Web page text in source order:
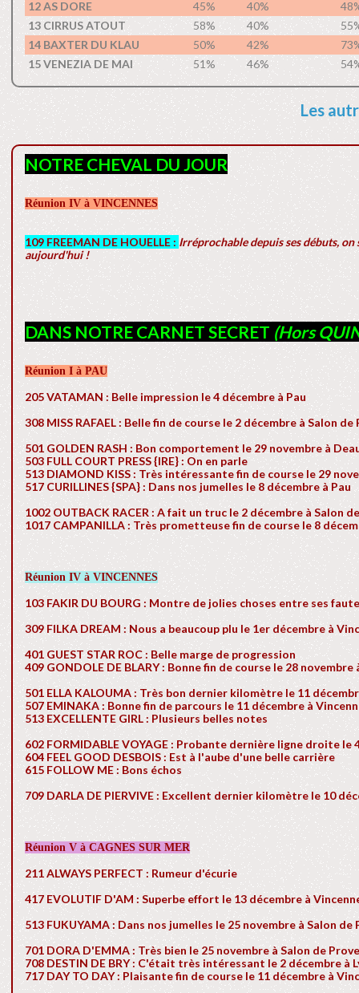
12 AS DORE
45% 40%
13 CIRRUS ATOUT
58% 40%
14 BAXTER DU KLAU
50% 42%
15 VENEZIA DE MAI
51% 46%
Les
NOTRE CHEVAL DU JOUR
Réunion IV à VINCENNES
109 FREEMAN DE HOUELLE : Irréprochable depuis ses débuts,
aujourd'hui !
DANS NOTRE CARNET SECRET (Hors
Réunion I à PAU
205 VATAMAN : Belle impression le 4 décembre à Pau
308 MISS RAFAEL : Belle fin de course le 2 décembre à Salon de
501 GOLDEN RASH : Bon comportement le 29 novembre à
503 FULL COURT PRESS {IRE} : On en parle
513 DIAMOND KISS : Très intéressante fin de course le 29
517 CURILLINES {SPA} : Dans nos jumelles le 8 décembre à Pau
1002 OUTBACK RACER : A fait un truc le 2 décembre à Salon
1017 CAMPANILLA : Très prometteuse fin de course le 8
Réunion IV à VINCENNES
103 FAKIR DU BOURG : Montre de jolies choses entre ses
309 FILKA DREAM : Nous a beaucoup plu le 1er décembre à
401 GUEST STAR ROC : Belle marge de progression
409 GONDOLE DE BLARY : Bonne fin de course le 28 novembre
501 ELLA KALOUMA : Très bon dernier kilomètre le 11
507 EMINAKA : Bonne fin de parcours le 11 décembre à
513 EXCELLENTE GIRL : Plusieurs belles notes
602 FORMIDABLE VOYAGE : Probante dernière ligne droite le
604 FEEL GOOD DESBOIS : Est à l'aube d'une belle carrière
615 FOLLOW ME : Bons échos
709 DARLA DE PIERVIVE : Excellent dernier kilomètre le 10
Réunion V à CAGNES SUR MER
211 ALWAYS PERFECT : Rumeur d'écurie
417 EVOLUTIF D'AM : Superbe effort le 13 décembre à
513 FUKUYAMA : Dans nos jumelles le 25 novembre à Salon de
701 DORA D'EMMA : Très bien le 25 novembre à Salon de
708 DESTIN DE BRY : C'était très intéressant le 2 décembre à
717 DAY TO DAY : Plaisante fin de course le 11 décembre à